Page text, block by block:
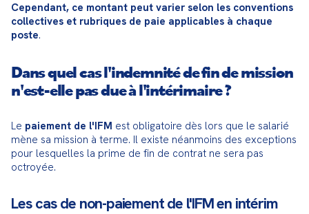
Cependant, ce montant peut varier selon les conventions
collectives et rubriques de paie applicables à chaque
poste.
Dans quel cas l'indemnité de fin de mission
n'est-elle pas due à l'intérimaire ?
Le paiement de l'IFM est obligatoire dès lors que le salarié
mène sa mission à terme. Il existe néanmoins des exceptions
pour lesquelles la prime de fin de contrat ne sera pas
octroyée.
Les cas de non-paiement de l'IFM en intérim